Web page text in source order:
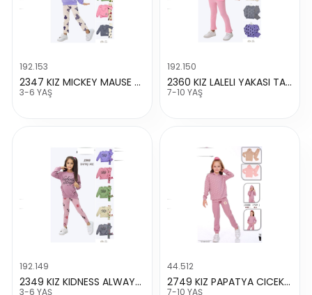
192.153
2347 KIZ MICKEY MAUSE FIRFIRLI TAYTLI TAKIM
3-6 YAŞ
192.150
2360 KIZ LALELI YAKASI TAYTLI TAKIM
7-10 YAŞ
192.149
2349 KIZ KIDNESS ALWAYSSS BASKILI TAYTLI TAKIM
3-6 YAŞ
44.512
2749 KIZ PAPATYA CICEK BASKILI TAKIM
7-10 YAŞ